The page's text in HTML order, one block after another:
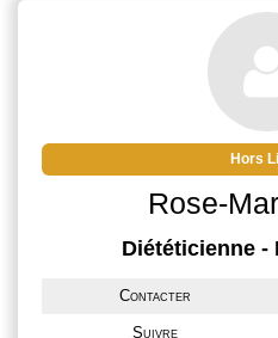
Corse du
moins de 400
Capu Seninu
studio au T3,
Hors
Rose-
Diététicienne
Contacter
Suivre